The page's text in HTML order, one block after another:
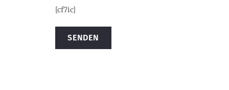
[cf7ic]